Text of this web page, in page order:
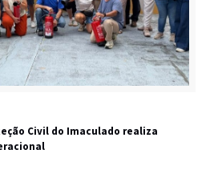
Civil do Imaculado realiza